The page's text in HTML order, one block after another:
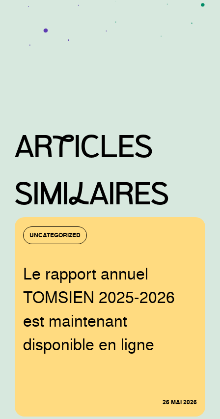
ARtICLES
SIMIlAIRES
UNCATEGORIZED
Le rapport annuel
TOMSIEN 2025-2026
est maintenant
disponible en ligne
26 MAI 2026